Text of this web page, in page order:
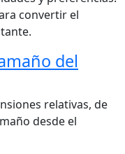
convertir el
del
relativas, de
desde el